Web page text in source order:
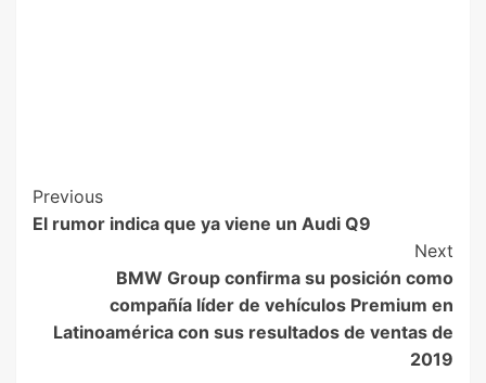
Previous
El rumor indica que ya viene un Audi Q9
Next
BMW Group confirma su posición como
compañía líder de vehículos Premium en
Latinoamérica con sus resultados de ventas de
2019